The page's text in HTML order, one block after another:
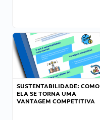
SUSTENTABILIDADE: COMO
ELA SE TORNA UMA
VANTAGEM COMPETITIVA